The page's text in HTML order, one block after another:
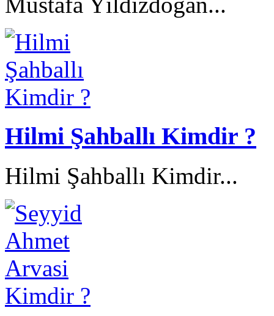
Hilmi Şahballı Kimdir ?
Hilmi Şahballı Kimdir...